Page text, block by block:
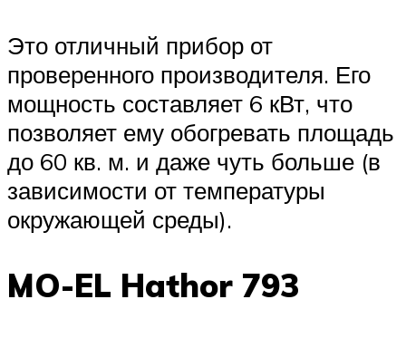
Это отличный прибор от
проверенного производителя. Его
мощность составляет 6 кВт, что
позволяет ему обогревать площадь
до 60 кв. м. и даже чуть больше (в
зависимости от температуры
окружающей среды).
MO-EL Hathor 793